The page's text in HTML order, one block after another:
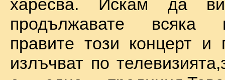
харесва. Искам да
продължавате всяка
правите този концерт и
излъчват по